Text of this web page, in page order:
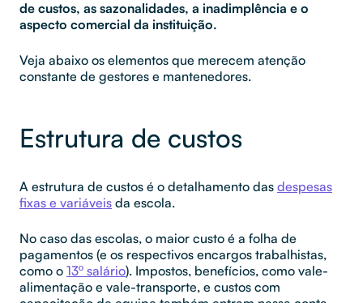
de custos, as sazonalidades, a inadimplência e o
aspecto comercial da instituição.
Veja abaixo os elementos que merecem atenção
constante de gestores e mantenedores.
Estrutura de custos
A estrutura de custos é o detalhamento das despesas
fixas e variáveis da escola.
No caso das escolas, o maior custo é a folha de
pagamentos (e os respectivos encargos trabalhistas,
como o 13º salário). Impostos, benefícios, como vale-
alimentação e vale-transporte, e custos com